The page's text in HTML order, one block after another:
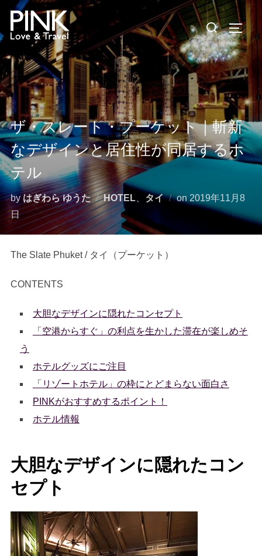
テ
ン
ツ
へ
ス
キ
ッ
プ
検
索
対
象:
サイド
ザ・スレート・プーケット｜斬新
なデザインと居住性が同居するホ
テル
byはぎわら ゆうた HOTEL、 タイ on投
2019年11月8
日
The Slate Phuket / タイ（プーケット）
CONTENTS
大胆なデザインに隠れたコンセプト
「空港からすぐ」の利点を生かした滞在が楽しめそ
う
ホテルグッズにご注目
「リゾートホテル」の枠にとどまらない面白さ
PINKがおすすめするポイント！
ホテル情報
大胆なデザインに隠れたコン
セプト